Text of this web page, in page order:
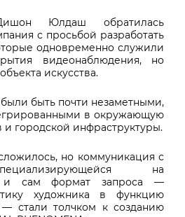
Юлдаш обратилась
с просьбой разработать
одновременно служили
видеонаблюдения, но
искусства.
быть почти незаметными,
в окружающую
и городской инфраструктуры.
но коммуникация с
на
и сам формат запроса —
художника в функцию
— стали толчком к созданию